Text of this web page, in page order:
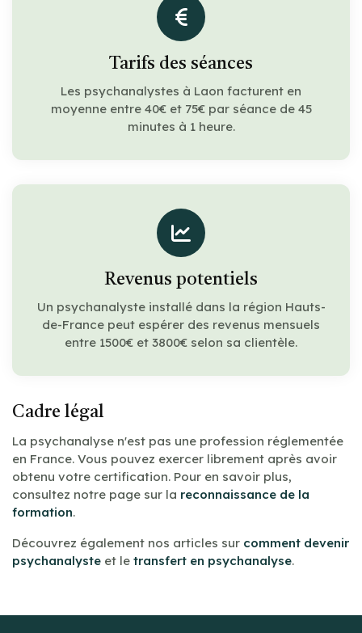
Tarifs des séances
Les psychanalystes à Laon facturent en
moyenne entre 40€ et 75€ par séance de 45
minutes à 1 heure.
Revenus potentiels
Un psychanalyste installé dans la région Hauts-
de-France peut espérer des revenus mensuels
entre 1500€ et 3800€ selon sa clientèle.
Cadre légal
La psychanalyse n'est pas une profession réglementée
en France. Vous pouvez exercer librement après avoir
obtenu votre certification. Pour en savoir plus,
consultez notre page sur la reconnaissance de la
formation.
Découvrez également nos articles sur comment devenir
psychanalyste et le transfert en psychanalyse.